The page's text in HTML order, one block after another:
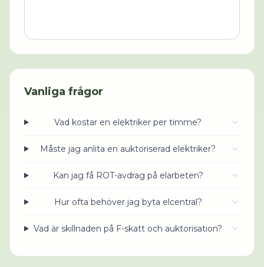
Vanliga frågor
Vad kostar en elektriker per timme?
Måste jag anlita en auktoriserad elektriker?
Kan jag få ROT-avdrag på elarbeten?
Hur ofta behöver jag byta elcentral?
Vad är skillnaden på F-skatt och auktorisation?